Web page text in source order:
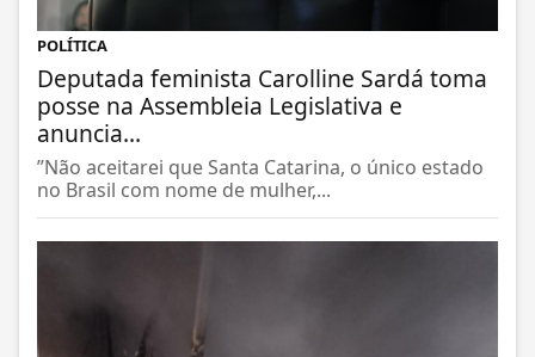
POLÍTICA
Deputada feminista Carolline Sardá toma
posse na Assembleia Legislativa e
anuncia...
”Não aceitarei que Santa Catarina, o único estado
no Brasil com nome de mulher,...